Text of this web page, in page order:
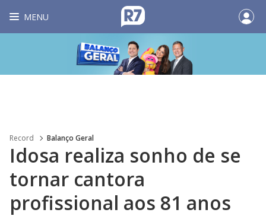
MENU
Record Balanço Geral
Idosa realiza sonho de se
tornar cantora
profissional aos 81 anos